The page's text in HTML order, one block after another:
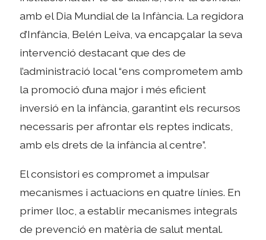
amb el Dia Mundial de la Infància. La regidora
d’Infància, Belén Leiva, va encapçalar la seva
intervenció destacant que des de
l’administració local “ens comprometem amb
la promoció d’una major i més eficient
inversió en la infància, garantint els recursos
necessaris per afrontar els reptes indicats,
amb els drets de la infància al centre”.
El consistori es compromet a impulsar
mecanismes i actuacions en quatre línies. En
primer lloc, a establir mecanismes integrals
de prevenció en matèria de salut mental.